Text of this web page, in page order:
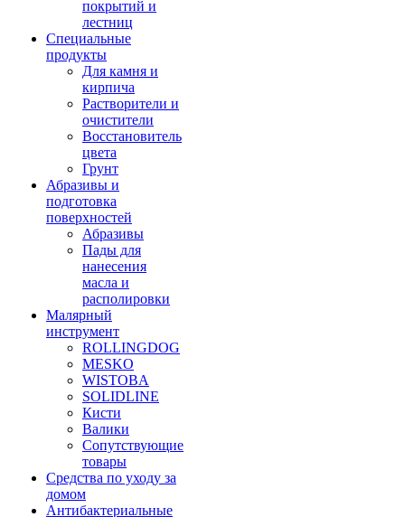
покрытий и
лестниц
Специальные
продукты
Для камня и
кирпича
Растворители и
очистители
Восстановитель
цвета
Грунт
Абразивы и
подготовка
поверхностей
Абразивы
Пады для
нанесения
масла и
располировки
Малярный
инструмент
ROLLINGDOG
MESKO
WISTOBA
SOLIDLINE
Кисти
Валики
Сопутствующие
товары
Средства по уходу за
домом
Антибактериальные